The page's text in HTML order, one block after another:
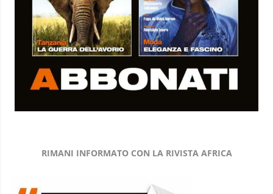
RIMANI INFORMATO CON LA RIVISTA AFRICA